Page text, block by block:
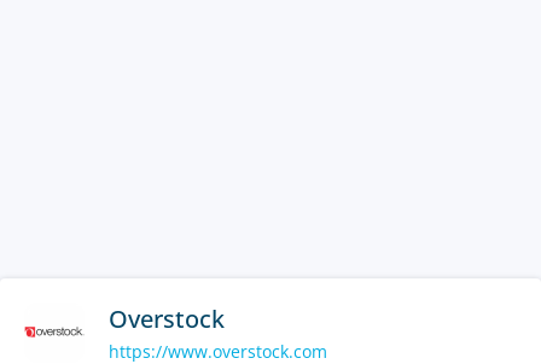
Overstock
https://www.overstock.com